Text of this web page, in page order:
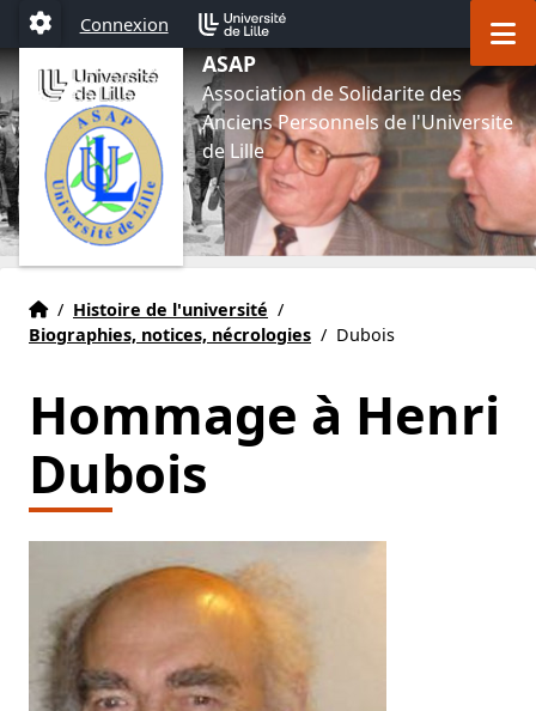
Aller au menu
Aller au contenu
Aller au pied de page
Paramétrage
Connexion
ASAP
Association de Solidarite des
Anciens Personnels de l'Universite
de Lille
Accueil
Accueil
/ Histoire de l'université /
Biographies, notices, nécrologies / Dubois
Hommage à Henri
Dubois